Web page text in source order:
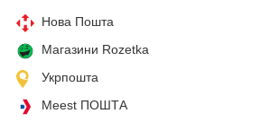
Нова Пошта
Магазини Rozetka
Укрпошта
Meest ПОШТА